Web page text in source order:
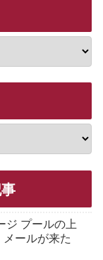
ジ プールの上
ールが来た